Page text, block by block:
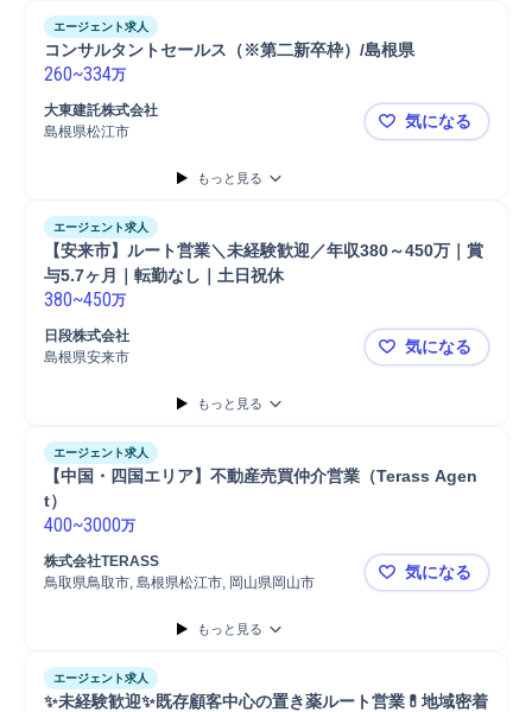
エージェント求人
コンサルタントセールス（※第二新卒枠）/島根県
260~334万
大東建託株式会社
島根県松江市
コンサルタ
気になる
もっと見る
エージェント求人
【安来市】ルート営業＼未経験歓迎／年収380～450万｜賞
与5.7ヶ月｜転勤なし｜土日祝休
380~450万
日段株式会社
島根県安来市
【安来市】
気になる
もっと見る
エージェント求人
【中国・四国エリア】不動産売買仲介営業（Terass Agen
t）
400~3000万
株式会社TERASS
鳥取県鳥取市, 島根県松江市, 岡山県岡山市
【中国・四
気になる
もっと見る
エージェント求人
✨未経験歓迎✨既存顧客中心の置き薬ルート営業💊地域密着